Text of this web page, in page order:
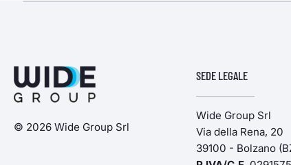
© 2026 Wide Group Srl
SEDE LEGALE
Wide Group Srl
Via della Rena, 20
39100 - Bolzano